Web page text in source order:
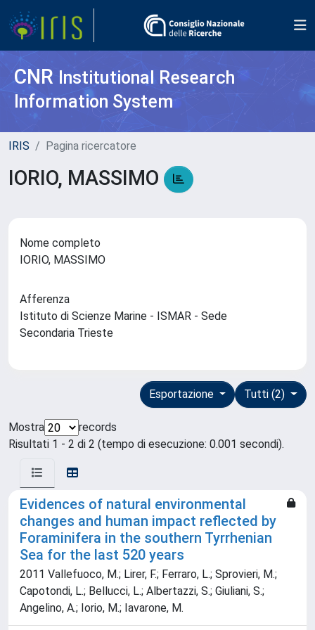
CNR Institutional Research
Information System
IRIS Pagina ricercatore
IORIO, MASSIMO
Nome completo
IORIO, MASSIMO
Afferenza
Istituto di Scienze Marine - ISMAR - Sede
Secondaria Trieste
Tutti (2)
Esportazione
Mostra
records
Risultati 1 - 2 di 2 (tempo di esecuzione: 0.001 secondi).
Evidences of natural environmental
changes and human impact reflected by
Foraminifera in the southern Tyrrhenian
Sea for the last 520 years
2011 Vallefuoco, M.; Lirer, F.; Ferraro, L.; Sprovieri, M.;
Capotondi, L.; Bellucci, L.; Albertazzi, S.; Giuliani, S.;
Angelino, A.; Iorio, M.; Iavarone, M.